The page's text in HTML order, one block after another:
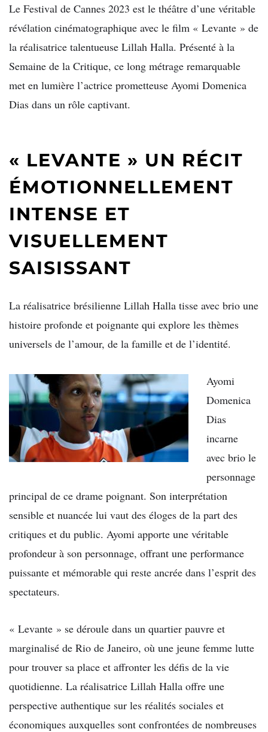
Le Festival de Cannes 2023 est le théâtre d’une véritable
révélation cinématographique avec le film « Levante » de
la réalisatrice talentueuse Lillah Halla. Présenté à la
Semaine de la Critique, ce long métrage remarquable
met en lumière l’actrice prometteuse Ayomi Domenica
Dias dans un rôle captivant.
« LEVANTE » UN RÉCIT
ÉMOTIONNELLEMENT
INTENSE ET
VISUELLEMENT
SAISISSANT
La réalisatrice brésilienne Lillah Halla tisse avec brio une
histoire profonde et poignante qui explore les thèmes
universels de l’amour, de la famille et de l’identité.
Ayomi
Domenica
Dias
incarne
avec brio le
personnage
principal de ce drame poignant. Son interprétation
sensible et nuancée lui vaut des éloges de la part des
critiques et du public. Ayomi apporte une véritable
profondeur à son personnage, offrant une performance
puissante et mémorable qui reste ancrée dans l’esprit des
spectateurs.
« Levante » se déroule dans un quartier pauvre et
marginalisé de Rio de Janeiro, où une jeune femme lutte
pour trouver sa place et affronter les défis de la vie
quotidienne. La réalisatrice Lillah Halla offre une
perspective authentique sur les réalités sociales et
économiques auxquelles sont confrontées de nombreuses